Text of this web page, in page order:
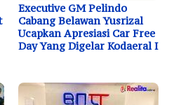
Executive GM Pelindo
Cabang Belawan Yusrizal
Ucapkan Apresiasi Car Free
Day Yang Digelar Kodaeral I